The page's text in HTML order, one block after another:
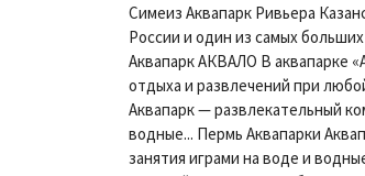
Симеиз Аквапарк Ривьера
России и один из самых
Аквапарк АКВАЛО В аквапарке
отдыха и развлечений при
Аквапарк — развлекательный
водные... Пермь Аквапарки
занятия играми на воде и